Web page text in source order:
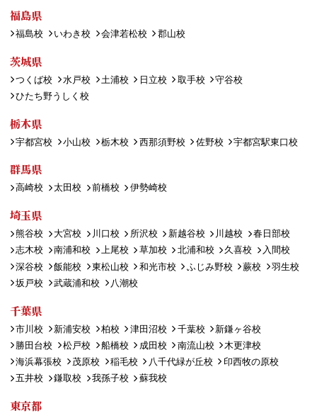
福島県
福島校 いわき校 会津若松校 郡山校
茨城県
つくば校 水戸校 土浦校 日立校 取手校
守谷校
ひたち野うしく校
栃木県
宇都宮校 小山校 栃木校 西那須野校 佐野校 宇都宮駅東口校
群馬県
高崎校 太田校 前橋校 伊勢崎校
埼玉県
熊谷校 大宮校 川口校 所沢校 新越谷校 川越校
春日部校
志木校
南浦和校 上尾校 草加校 北浦和校 久喜校
入間校
深谷校
飯能校 東松山校 和光市校 ふじみ野校 蕨校
羽生校
坂戸校
武蔵浦和校 八潮校
千葉県
市川校 新浦安校 柏校 津田沼校 千葉校
新鎌ヶ谷校
勝田台校
松戸校 船橋校 成田校 南流山校
木更津校
海浜幕張校
茂原校 稲毛校 八千代緑が丘校
印西牧の原校
五井校
鎌取校 我孫子校 蘇我校
東京都